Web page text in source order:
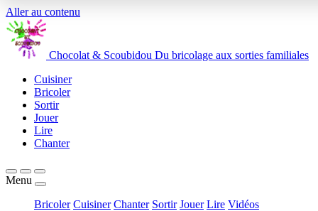
Aller au contenu
Chocolat & Scoubidou Du bricolage aux sorties familiales
Cuisiner
Bricoler
Sortir
Jouer
Lire
Chanter
Menu
Bricoler Cuisiner Chanter Sortir Jouer Lire Vidéos